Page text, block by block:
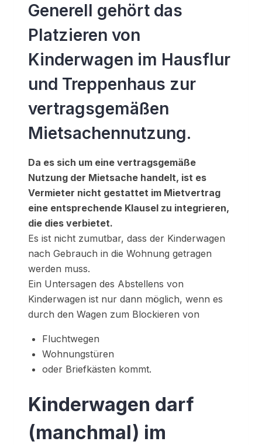
Generell gehört das
Platzieren von
Kinderwagen im Hausflur
und Treppenhaus zur
vertragsgemäßen
Mietsachennutzung.
Da es sich um eine vertragsgemäße
Nutzung der Mietsache handelt, ist es
Vermieter nicht gestattet im Mietvertrag
eine entsprechende Klausel zu integrieren,
die dies verbietet.
Es ist nicht zumutbar, dass der Kinderwagen
nach Gebrauch in die Wohnung getragen
werden muss.
Ein Untersagen des Abstellens von
Kinderwagen ist nur dann möglich, wenn es
durch den Wagen zum Blockieren von
Fluchtwegen
Wohnungstüren
oder Briefkästen kommt.
Kinderwagen darf
(manchmal) im